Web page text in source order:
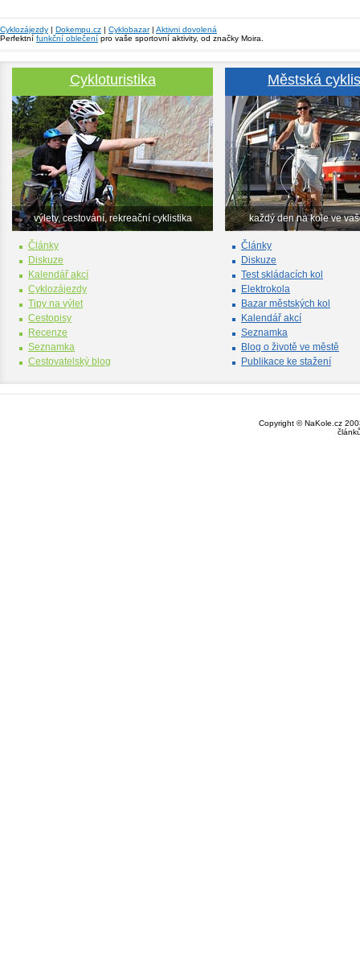
Cyklozájezdy | Dokempu.cz | Cyklobazar| Aktivni dovolená
Perfektní funkční oblečení pro vaše sportovní aktivity, od značky Moira.
Cykloturistika
výlety, cestování, rekreační cyklistika
Články
Diskuze
Kalendář akcí
Cyklozájezdy
Tipy na výlet
Cestopisy
Recenze
Seznamka
Cestovatelský blog
Městská
každý den na kole ve
Články
Diskuze
Test skládacích kol
Elektrokola
Bazar městských kol
Kalendář akcí
Seznamka
Blog o životě ve městě
Publikace ke stažení
Copyright © NaKole.cz